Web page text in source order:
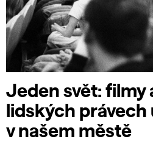
Jeden svět: filmy
lidských právech
v našem městě